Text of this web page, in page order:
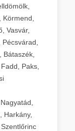
Vasvár,
Bátaszék,
Paks,
Harkány,